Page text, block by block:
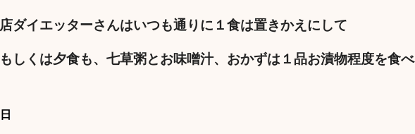
ダイエッターさんはいつも通りに１食は置きかえにして
しくは夕食も、七草粥とお味噌汁、おかずは１品お漬物程度を食べ